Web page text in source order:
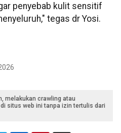
penyebab kulit sensitif
tegas dr Yosi.
melakukan crawling atau
situs web ini tanpa izin tertulis dari